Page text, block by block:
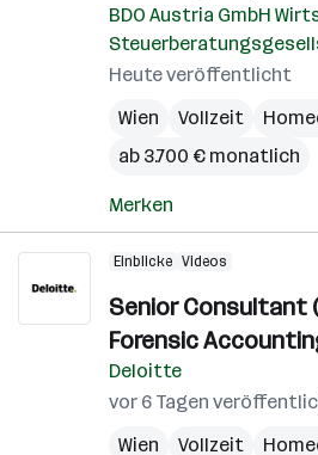
BDO Austria GmbH
Heute veröffentlicht
Wien
Vollzeit
ab 3.700 € monatlich
Merken
Einblicke Videos
Senior Consultant
Forensic
Deloitte
vor 6 Tagen
Wien
Vollzeit